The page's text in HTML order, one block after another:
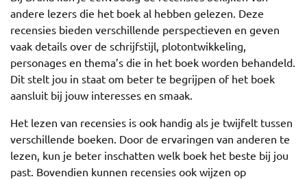
andere lezers die het boek al hebben gelezen. Deze
recensies bieden verschillende perspectieven en geven
vaak details over de schrijfstijl, plotontwikkeling,
personages en thema’s die in het boek worden behandeld.
Dit stelt jou in staat om beter te begrijpen of het boek
aansluit bij jouw interesses en smaak.
Het lezen van recensies is ook handig als je twijfelt tussen
verschillende boeken. Door de ervaringen van anderen te
lezen, kun je beter inschatten welk boek het beste bij jou
past. Bovendien kunnen recensies ook wijzen op